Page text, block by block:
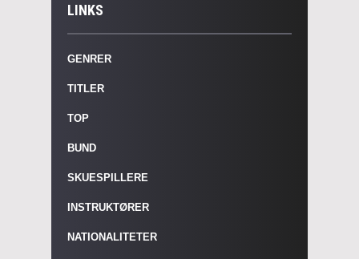
LINKS
GENRER
TITLER
TOP
BUND
SKUESPILLERE
INSTRUKTØRER
NATIONALITETER